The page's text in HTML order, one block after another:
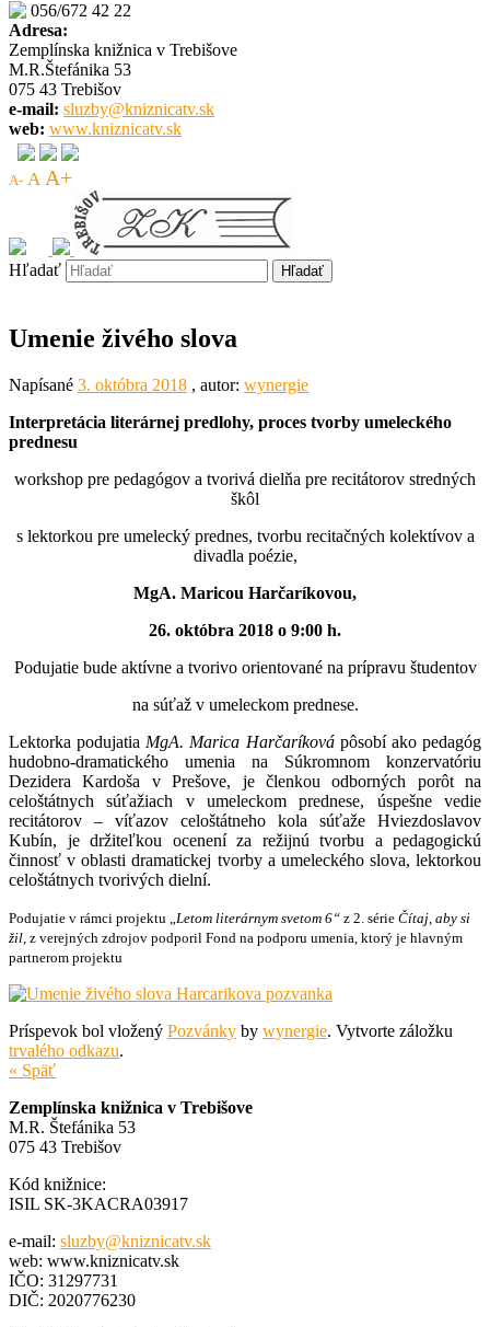
056/672 42 22
Adresa:
Zemplínska knižnica v Trebišove
M.R.Štefánika 53
075 43 Trebišov
e-mail: sluzby@kniznicatv.sk
web: www.kniznicatv.sk
A- A A+
Hľadať
Umenie živého slova
Napísané 3. októbra 2018 , autor: wynergie
Interpretácia literárnej predlohy, proces tvorby umeleckého
prednesu
workshop pre pedagógov a tvorivá dielňa pre recitátorov stredných
škôl
s lektorkou pre umelecký prednes, tvorbu recitačných kolektívov a
divadla poézie,
MgA. Maricou Harčaríkovou,
26. októbra 2018 o 9:00 h.
Podujatie bude aktívne a tvorivo orientované na prípravu študentov
na súťaž v umeleckom prednese.
Lektorka podujatia MgA. Marica Harčaríkovápôsobí ako pedagóg
hudobno-dramatického umenia na Súkromnom konzervatóriu
Dezidera Kardoša v Prešove, je členkou odborných porôt na
celoštátnych súťažiach v umeleckom prednese, úspešne vedie
recitátorov – víťazov celoštátneho kola súťaže Hviezdoslavov
Kubín, je držiteľkou ocenení za režijnú tvorbu a pedagogickú
činnosť v oblasti dramatickej tvorby a umeleckého slova, lektorkou
celoštátnych tvorivých dielní.
Podujatie v rámci projektu „Letom literárnym svetom 6“ z 2. série Čítaj, aby si
žil, z verejných zdrojov podporil Fond na podporu umenia, ktorý je hlavným
partnerom projektu
Príspevok bol vložený Pozvánky by wynergie. Vytvorte záložku
trvalého odkazu.
« Späť
Zemplínska knižnica v Trebišove
M.R. Štefánika 53
075 43 Trebišov
Kód knižnice:
ISIL SK-3KACRA03917
e-mail: sluzby@kniznicatv.sk
web: www.kniznicatv.sk
IČO: 31297731
DIČ: 2020776230